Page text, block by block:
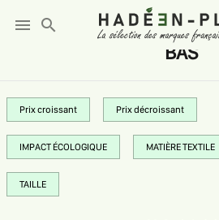
menu search
BAS
Prix croissant Prix décroissant
IMPACT ÉCOLOGIQUE MATIÈRE TEXTILE
TAILLE